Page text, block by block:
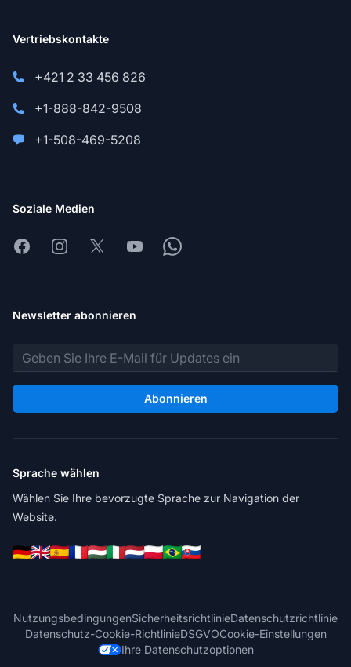
Vertriebskontakte
+421 2 33 456 826
+1-888-842-9508
+1-508-469-5208
Soziale Medien
FacebookInstagram
X YoutubeWhatsapp
Newsletter abonnieren
E-Mail-Adresse
Abonnieren
Sprache wählen
Wählen Sie Ihre bevorzugte Sprache zur Navigation der
Website.
NutzungsbedingungenSicherheitsrichtlinieDatenschutzrichtlinie
Datenschutz-Cookie-RichtlinieDSGVOCookie-Einstellungen
Ihre Datenschutzoptionen